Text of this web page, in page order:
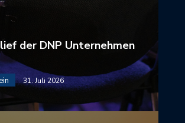
der DNP Unternehmen
31. Juli 2026